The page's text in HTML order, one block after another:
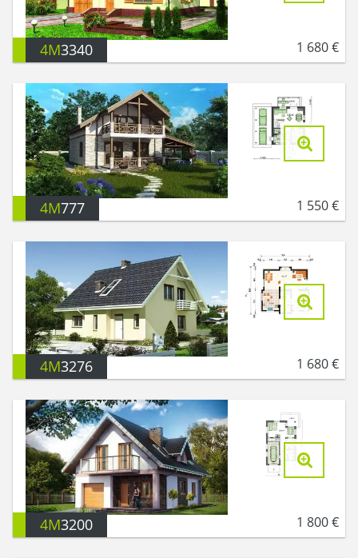
4M3340 1 680€
4M777 1 550€
4M3276 1 680€
4M3200 1 800€